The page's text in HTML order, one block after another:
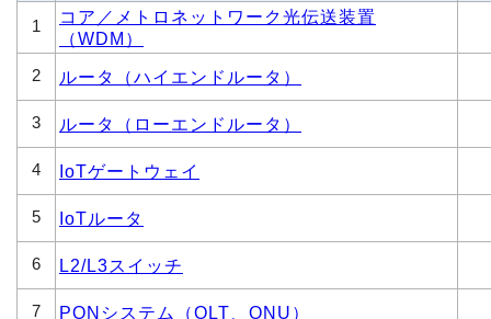
1
コア／メトロネットワーク光伝送装置
（WDM）
2 ルータ（ハイエンドルータ）
3 ルータ（ローエンドルータ）
4 IoTゲートウェイ
5 IoTルータ
6 L2/L3スイッチ
7 PONシステム（OLT、ONU）